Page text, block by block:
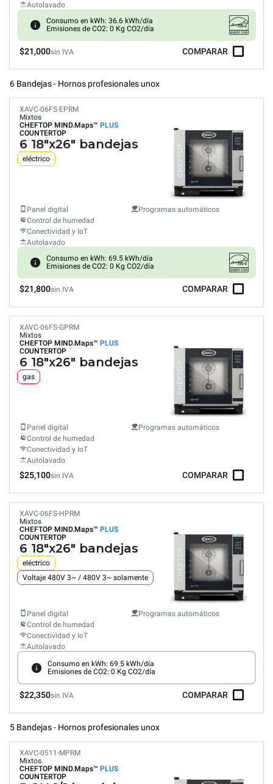
Autolavado
Consumo en kWh: 36.6 kWh/día
Emisiones de CO2: 0 Kg CO2/día
$21,000sin IVA COMPARAR
6 Bandejas - Hornos profesionales unox
XAVC-06FS-EPRM
Mixtos
CHEFTOP MIND.Maps™ PLUS
COUNTERTOP
6 18"x26" bandejas
eléctrico
Panel digital
Control de humedad
Conectividad y IoT
Autolavado
Programas automáticos
Consumo en kWh: 69.5 kWh/día
Emisiones de CO2: 0 Kg CO2/día
$21,800sin IVA COMPARAR
XAVC-06FS-GPRM
Mixtos
CHEFTOP MIND.Maps™ PLUS
COUNTERTOP
6 18"x26" bandejas
gas
Panel digital
Control de humedad
Conectividad y IoT
Autolavado
Programas automáticos
$25,100sin IVA COMPARAR
XAVC-06FS-HPRM
Mixtos
CHEFTOP MIND.Maps™ PLUS
COUNTERTOP
6 18"x26" bandejas
eléctrico
Voltaje 480V 3~ / 480V 3~ solamente
Panel digital
Control de humedad
Conectividad y IoT
Autolavado
Programas automáticos
Consumo en kWh: 69.5 kWh/día
Emisiones de CO2: 0 Kg CO2/día
$22,350sin IVA COMPARAR
5 Bandejas - Hornos profesionales unox
XAVC-0511-MPRM
Mixtos
CHEFTOP MIND.Maps™ PLUS
COUNTERTOP